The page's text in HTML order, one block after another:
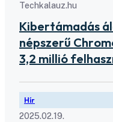
Techkalauz.hu
Kibertámadás
népszerű
3,2 millió
Hír
2025.02.19.